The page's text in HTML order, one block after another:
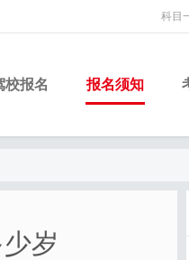
科目
校报名 报名须知
岁